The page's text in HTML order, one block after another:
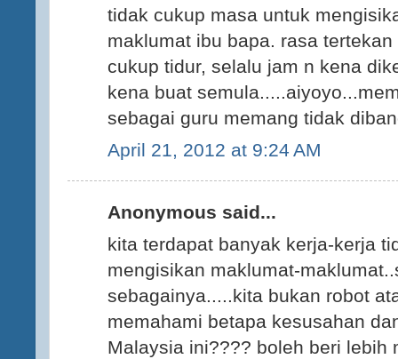
tidak cukup masa untuk
maklumat ibu bapa. rasa
cukup tidur, selalu jam n kena
kena buat
sebagai guru memang tidak
April 21, 2012 at 9:24 AM
Anonymous said...
kita terdapat banyak kerja-kerja
mengisikan maklumat-
sebagainya.....kita bukan robot
memahami betapa kesusahan
Malaysia ini???? boleh beri lebih